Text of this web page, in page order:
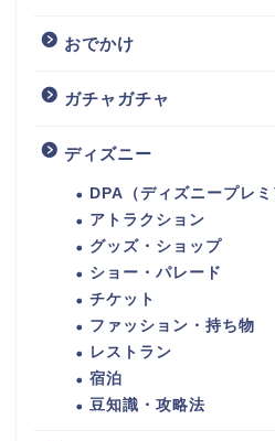
おでかけ
ガチャガチャ
ディズニー
DPA（ディズニープレミ
アトラクション
グッズ・ショップ
ショー・パレード
チケット
ファッション・持ち物
レストラン
宿泊
豆知識・攻略法